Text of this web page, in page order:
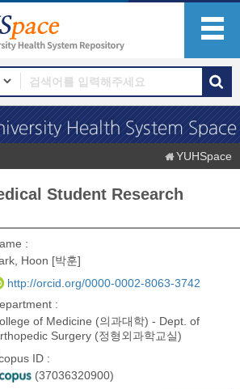
YUHSpace
Student Research
:
Hoon [박훈]
http://orcid.org/0000-0002-8063-3742
:
of Medicine (의과대학) - Dept. of
Surgery (정형외과학교실)
ID :
(37036320900)